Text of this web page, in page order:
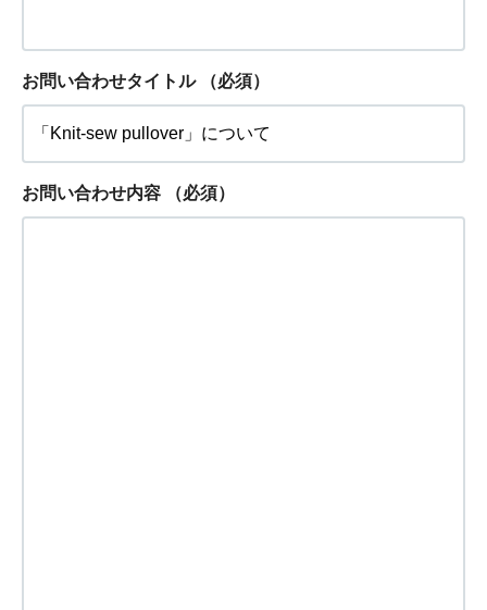
お問い合わせタイトル （必須）
お問い合わせ内容 （必須）